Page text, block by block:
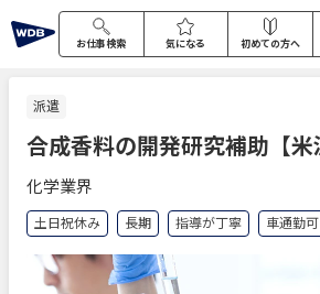
お仕事検索 気になる 初めての方へ
派遣
合成香料の開発研究補助【米
化学業界
土日祝休み 長期 指導が丁寧 車通勤可